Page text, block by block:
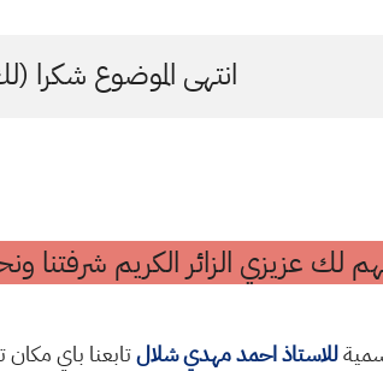
انتهى الموضوع شكرا
لك عزيزي الزائر الكريم شرفتنا
للاستاذ احمد مهدي شلالتابعنا باي